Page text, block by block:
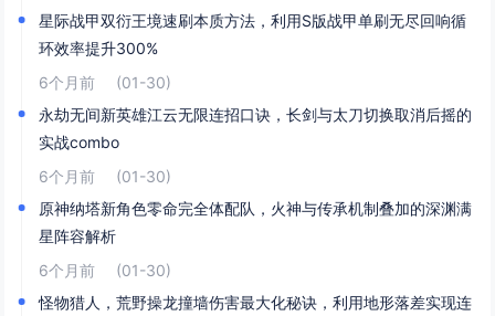
星际战甲双衍王境速刷本质方法，利用S版战甲单刷无尽回响循
环效率提升300%
6个月前
(01-30)
永劫无间新英雄江云无限连招口诀，长剑与太刀切换取消后摇的
实战combo
6个月前
(01-30)
原神纳塔新角色零命完全体配队，火神与传承机制叠加的深渊满
星阵容解析
6个月前
(01-30)
怪物猎人，荒野操龙撞墙伤害最大化秘诀，利用地形落差实现连